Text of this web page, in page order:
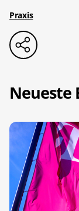
Praxis
Neueste